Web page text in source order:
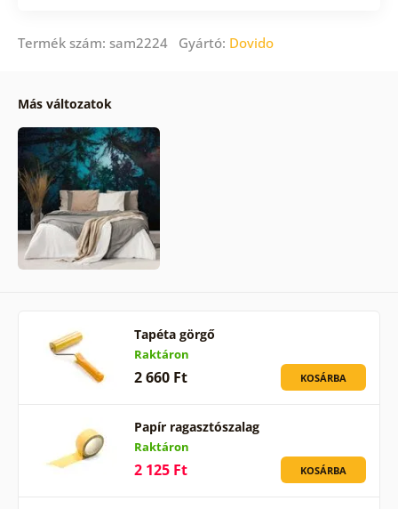
Termék szám: sam2224 Gyártó: Dovido
Más változatok
Tapéta görgő
Raktáron
2 660 Ft KOSÁRBA
Papír ragasztószalag
Raktáron
2 125 Ft KOSÁRBA